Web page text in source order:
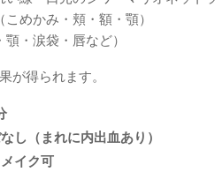
めかみ・頬・額・顎）
・涙袋・唇など）
が得られます。
し（まれに内出血あり）
イク可